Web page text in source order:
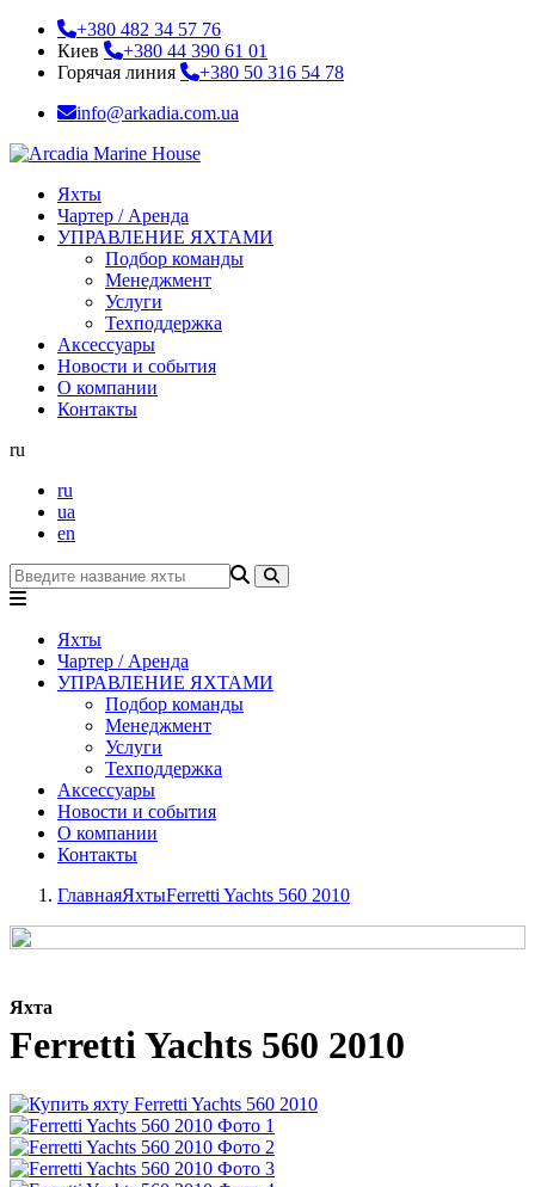
+380 482 34 57 76
Киев
+380 44 390 61 01
Горячая линия
+380 50 316 54 78
info@arkadia.com.ua
Яхты
Чартер / Аренда
УПРАВЛЕНИЕ ЯХТАМИ
Подбор команды
Менеджмент
Услуги
Техподдержка
Аксессуары
Новости и события
О компании
Контакты
ru
ru
ua
en
Яхты
Чартер / Аренда
УПРАВЛЕНИЕ ЯХТАМИ
Подбор команды
Менеджмент
Услуги
Техподдержка
Аксессуары
Новости и события
О компании
Контакты
ГлавнаяЯхтыFerretti Yachts 560 2010
Яхта
Ferretti Yachts 560 2010